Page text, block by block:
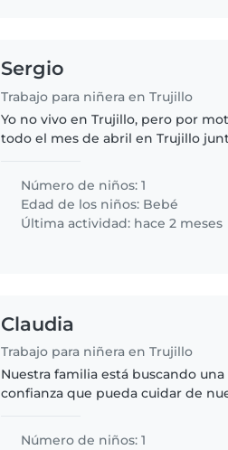
Sergio
Trabajo para niñera en Trujillo
Yo no vivo en Trujillo, pero por
todo el mes de abril en Trujillo
Número de niños: 1
Edad de los niños: Bebé
Última actividad: hace 2 meses
Claudia
Trabajo para niñera en Trujillo
Nuestra familia está buscando
confianza que pueda cuidar de
cocinando para ella,..
Número de niños: 1